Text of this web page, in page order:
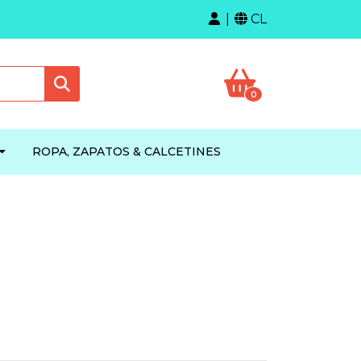
CL
0
ROPA, ZAPATOS & CALCETINES